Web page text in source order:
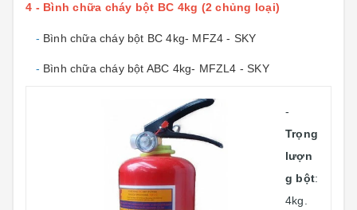
4 - Bình chữa cháy bột BC 4kg (2 chủng loại)
- Bình chữa cháy bột BC 4kg- MFZ4 - SKY
- Bình chữa cháy bột ABC 4kg- MFZL4 - SKY
-
Trọng
lượn
g bột:
4kg.